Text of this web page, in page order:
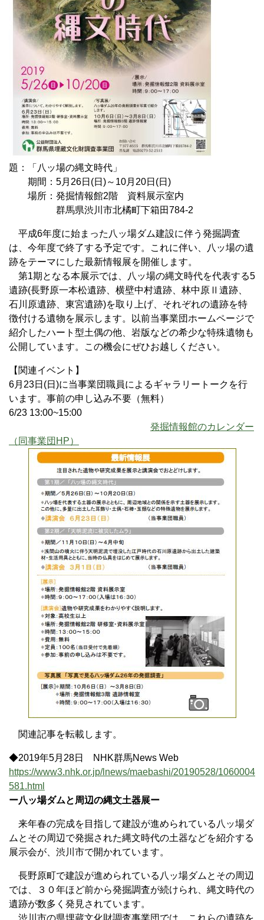
題：「八ッ場の縄文時代」
期間：5月26日(日)～10月20日(日)
場所：発掘情報館2階 資料展示室内
群馬県渋川市北橘町下箱田784-2
平成6年度に始まった八ッ場ダム建設に伴う発掘調査
は、今年度で終了する予定です。これに伴い、八ッ場の遺
跡をテーマにした最新情報展を開催します。
第1期となる本展示では、八ッ場の縄文時代を代表する5
遺跡(長野原一本松遺跡、横壁中村遺跡、林中原Ⅱ遺跡、
石川原遺跡、東宮遺跡)を取り上げ、それぞれの遺跡を特
徴付ける遺物を展示します。以前当事業団ホームページで
紹介したハート型土偶の他、岩版などの希少な特殊遺物も
公開しています。この機会にぜひお越しください。
【関連イベント】
6月23日(日)に当事業団職員によるギャラリートークを行
います。事前の申し込み不要（無料）
6/23 13:00~15:00
発掘情報館のカレンダー
（同事業団HP）
関連記事を転載します。
◆2019年5月28日 NHK群馬News Web
https://www3.nhk.or.jp/lnews/maebashi/20190528/1060004
581.html
ー八ッ場ダムと周辺の縄文土器展ー
来年春の完成を目指して建設が進められている八ッ場ダ
ムとその周辺で発掘された縄文時代の土器などを紹介する
展示会が、渋川市で開かれています。
長野原町で建設が進められている八ッ場ダムとその周辺
では、３０年ほど前から発掘調査が続けられ、縄文時代の
遺跡が数多く発見されています。
渋川市の県埋蔵文化財調査事業団では、これらの遺跡を